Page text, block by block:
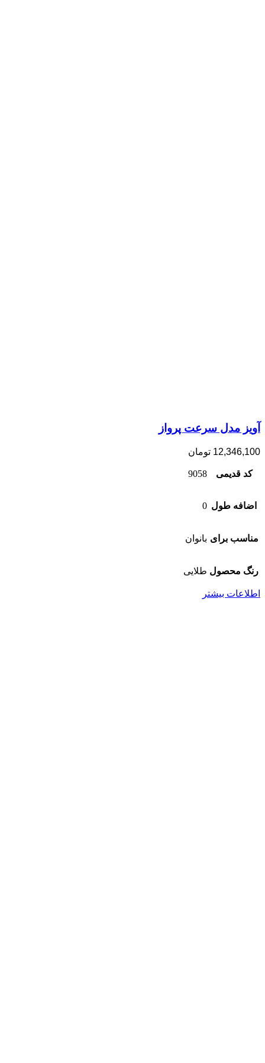
آویز مدل سرعت پرواز
12,346,100 تومان
کد قدیمی 9058
اضافه طول 0
مناسب برای بانوان
رنگ محصول طلایی
اطلاعات بیشتر